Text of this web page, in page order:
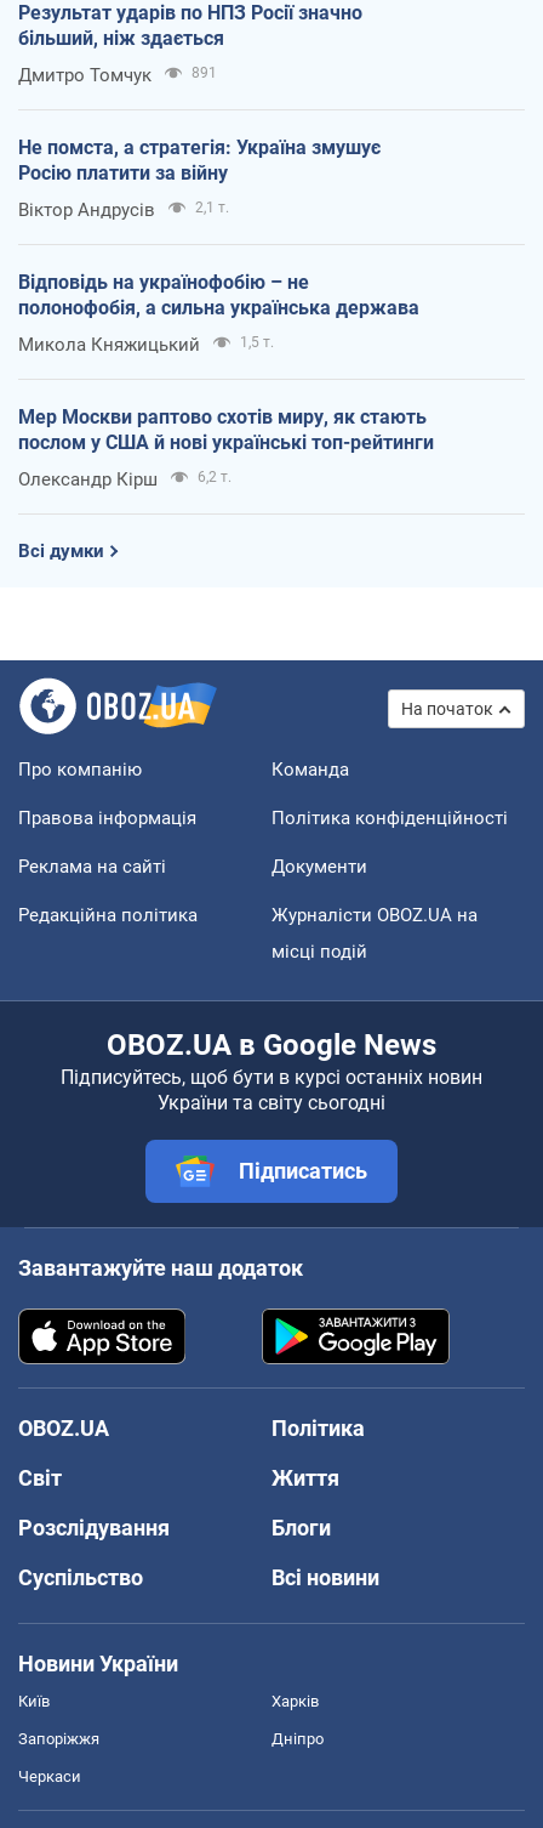
Результат ударів по НПЗ Росії значно
більший, ніж здається
Дмитро Томчук 891
Не помста, а стратегія: Україна змушує
Росію платити за війну
Віктор Андрусів 2,1 т.
Відповідь на українофобію – не
полонофобія, а сильна українська держава
Микола Княжицький 1,5 т.
Мер Москви раптово схотів миру, як стають
послом у США й нові українські топ-рейтинги
Олександр Кірш 6,2 т.
Всі думки
На початок
Про компанію Команда
Правова інформація Політика конфіденційності
Реклама на сайті Документи
Редакційна політика
Журналісти OBOZ.UA на
місці подій
OBOZ.UA в Google News
Підписуйтесь, щоб бути в курсі останніх новин
України та світу сьогодні
Підписатись
Завантажуйте наш додаток
OBOZ.UA
Політика
Світ
Життя
Розслідування
Блоги
Суспільство
Всі новини
Новини України
Київ Харків
Запоріжжя Дніпро
Черкаси